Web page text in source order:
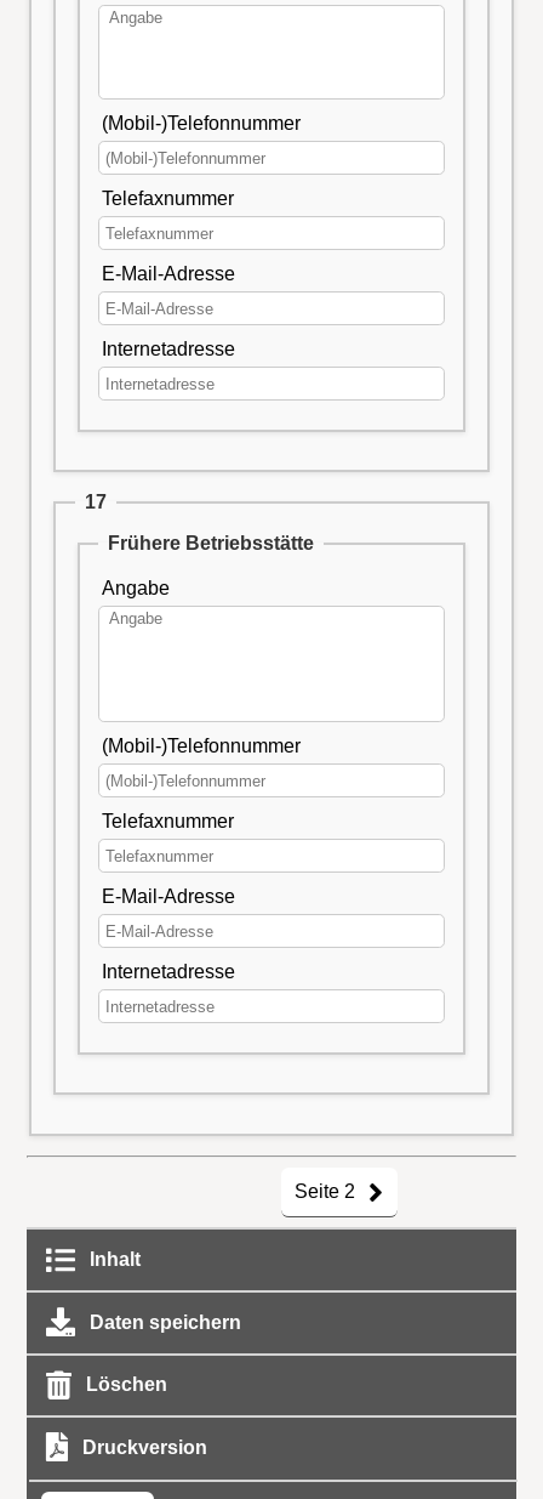
(Mobil-)Telefonnummer
Telefaxnummer
E-Mail-Adresse
Internetadresse
17
Frühere Betriebsstätte
Angabe
(Mobil-)Telefonnummer
Telefaxnummer
E-Mail-Adresse
Internetadresse
Seite 2
Inhalt
Daten speichern
Löschen
Druckversion